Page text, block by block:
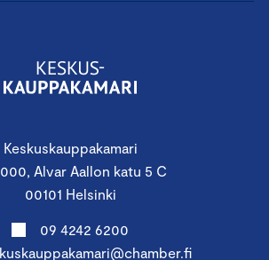
Keskuskauppakamari
Alvar Aallon katu 5 C
00101 Helsinki
09 4242 6200